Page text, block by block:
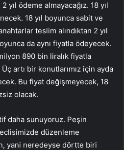
yıl ödeme almayacağız. 18 yıl
18 yıl boyunca sabit ve
teslim alındıktan 2 yıl
da aynı fiyatla ödeyecek.
890 bin liralık fiyatla
Üç artı bir konutlarımız için ayda
Bu fiyat değişmeyecek, 18
olacak.
daha sunuyoruz. Peşin
düzenleme
yani neredeyse dörtte biri